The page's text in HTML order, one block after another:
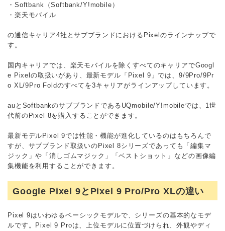
・Softbank（Softbank/Y!mobile）
・楽天モバイル
の通信キャリア4社とサブブランドにおけるPixelのラインナップで
す。
国内キャリアでは、楽天モバイルを除くすべてのキャリアでGoogl
e Pixelの取扱いがあり、最新モデル「Pixel 9」では、9/9Pro/9Pr
o XL/9Pro Foldのすべてを3キャリアがラインアップしています。
auとSoftbankのサブブランドであるUQmobile/Y!mobileでは、1世
代前のPixel 8を購入することができます。
最新モデルPixel 9では性能・機能が進化しているのはもちろんで
すが、サブブランド取扱いのPixel 8シリーズであっても「編集マ
ジック」や「消しゴムマジック」「ベストショット」などの画像編
集機能を利用することができます。
Google Pixel 9とPixel 9 Pro/Pro XLの違い
Pixel 9はいわゆるベーシックモデルで、シリーズの基本的なモデ
ルです。Pixel 9 Proは、上位モデルに位置づけられ、外観やディ